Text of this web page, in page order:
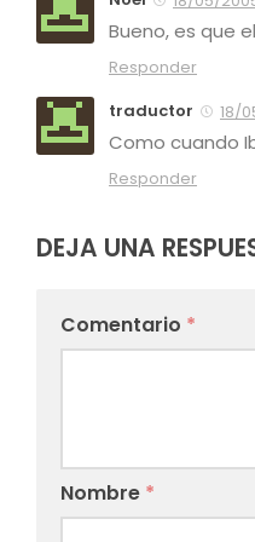
Bueno, es que
Responder
traductor
18/
Como cuando
Responder
DEJA UNA
Comentario *
Nombre *